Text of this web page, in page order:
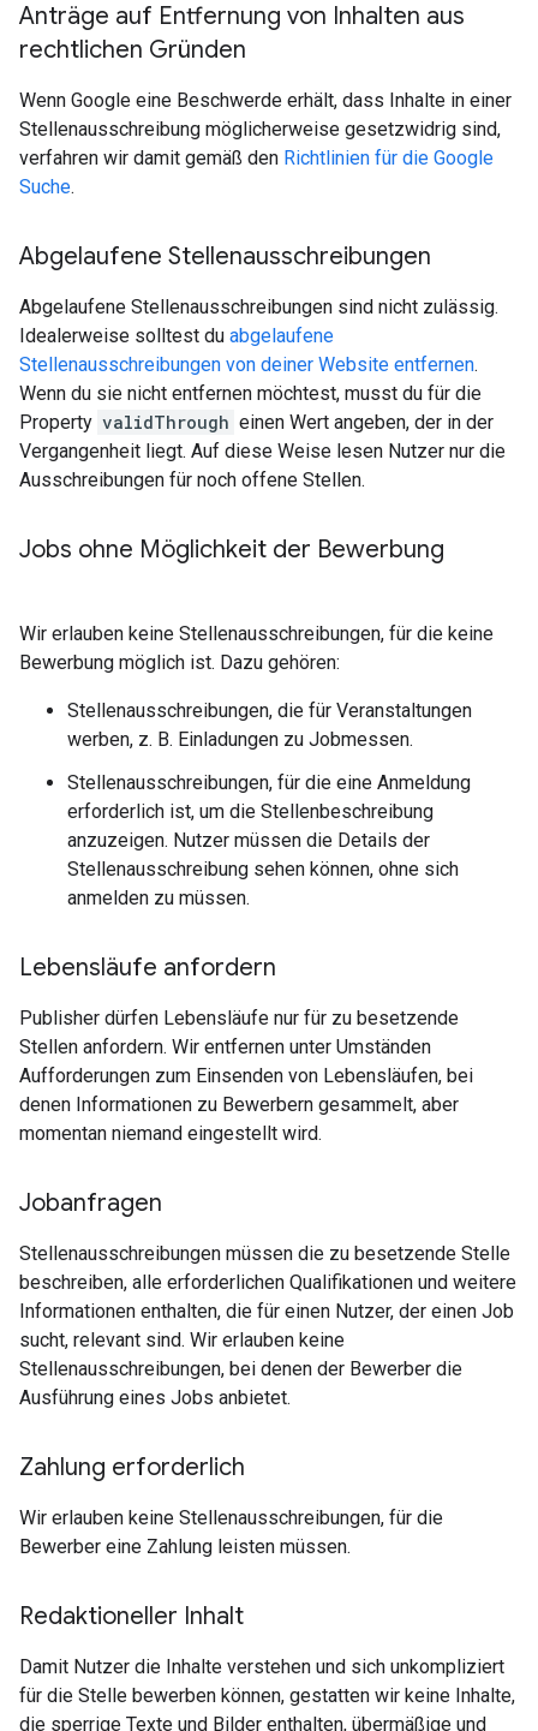
Anträge auf Entfernung von Inhalten aus
rechtlichen Gründen
Wenn Google eine Beschwerde erhält, dass Inhalte in einer
Stellenausschreibung möglicherweise gesetzwidrig sind,
verfahren wir damit gemäß den Richtlinien für die Google
Suche.
Abgelaufene Stellenausschreibungen
Abgelaufene Stellenausschreibungen sind nicht zulässig.
Idealerweise solltest du abgelaufene
Stellenausschreibungen von deiner Website entfernen.
Wenn du sie nicht entfernen möchtest, musst du für die
Property validThrough einen Wert angeben, der in der
Vergangenheit liegt. Auf diese Weise lesen Nutzer nur die
Ausschreibungen für noch offene Stellen.
Jobs ohne Möglichkeit der Bewerbung
Wir erlauben keine Stellenausschreibungen, für die keine
Bewerbung möglich ist. Dazu gehören:
Stellenausschreibungen, die für Veranstaltungen
werben, z. B. Einladungen zu Jobmessen.
Stellenausschreibungen, für die eine Anmeldung
erforderlich ist, um die Stellenbeschreibung
anzuzeigen. Nutzer müssen die Details der
Stellenausschreibung sehen können, ohne sich
anmelden zu müssen.
Lebensläufe anfordern
Publisher dürfen Lebensläufe nur für zu besetzende
Stellen anfordern. Wir entfernen unter Umständen
Aufforderungen zum Einsenden von Lebensläufen, bei
denen Informationen zu Bewerbern gesammelt, aber
momentan niemand eingestellt wird.
Jobanfragen
Stellenausschreibungen müssen die zu besetzende Stelle
beschreiben, alle erforderlichen Qualifikationen und weitere
Informationen enthalten, die für einen Nutzer, der einen Job
sucht, relevant sind. Wir erlauben keine
Stellenausschreibungen, bei denen der Bewerber die
Ausführung eines Jobs anbietet.
Zahlung erforderlich
Wir erlauben keine Stellenausschreibungen, für die
Bewerber eine Zahlung leisten müssen.
Redaktioneller Inhalt
Damit Nutzer die Inhalte verstehen und sich unkompliziert
für die Stelle bewerben können, gestatten wir keine Inhalte,
die sperrige Texte und Bilder enthalten, übermäßige und